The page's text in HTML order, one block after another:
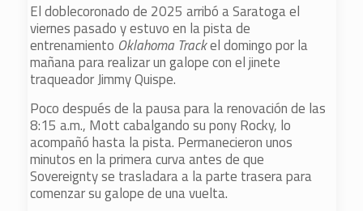
El doblecoronado de 2025 arribó a Saratoga el
viernes pasado y estuvo en la pista de
entrenamiento Oklahoma Trackel domingo por la
mañana para realizar un galope con el jinete
traqueador Jimmy Quispe.
Poco después de la pausa para la renovación de las
8:15 a.m., Mott cabalgando su pony Rocky, lo
acompañó hasta la pista. Permanecieron unos
minutos en la primera curva antes de que
Sovereignty se trasladara a la parte trasera para
comenzar su galope de una vuelta.